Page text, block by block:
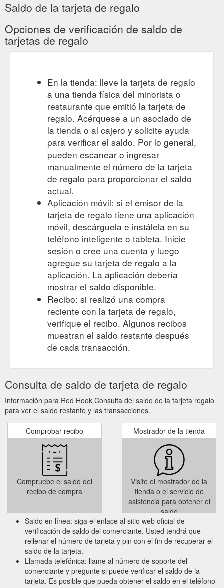
Saldo de la tarjeta de regalo
Opciones de verificación de saldo de
tarjetas de regalo
En la tienda: lleve la tarjeta de regalo
a una tienda física del minorista o
restaurante que emitió la tarjeta de
regalo. Acérquese a un asociado de
la tienda o al cajero y solicite ayuda
para verificar el saldo. Por lo general,
pueden escanear o ingresar
manualmente el número de la tarjeta
de regalo para proporcionar el saldo
actual.
Aplicación móvil: si el emisor de la
tarjeta de regalo tiene una aplicación
móvil, descárguela e instálela en su
teléfono inteligente o tableta. Inicie
sesión o cree una cuenta y luego
agregue su tarjeta de regalo a la
aplicación. La aplicación debería
mostrar el saldo disponible.
Recibo: si realizó una compra
reciente con la tarjeta de regalo,
verifique el recibo. Algunos recibos
muestran el saldo restante después
de cada transacción.
Consulta de saldo de tarjeta de regalo
Información para Red Hook Consulta del saldo de la tarjeta regalo
para ver el saldo restante y las transacciones.
Comprobar recibo
Compruebe el saldo del
recibo de compra
Mostrador de la tienda
Visite el mostrador de la
tienda o el servicio de
asistencia para obtener el
saldo
Saldo en línea: siga el enlace al sitio web oficial de
verificación de saldo del comerciante. Usted tendrá que
rellenar el número de tarjeta y pin con el fin de recuperar el
saldo de la tarjeta.
Llamada telefónica: llame al número de soporte del
comerciante y pregunte si puede verificar el saldo de la
tarjeta. Es posible que pueda obtener el saldo en el teléfono